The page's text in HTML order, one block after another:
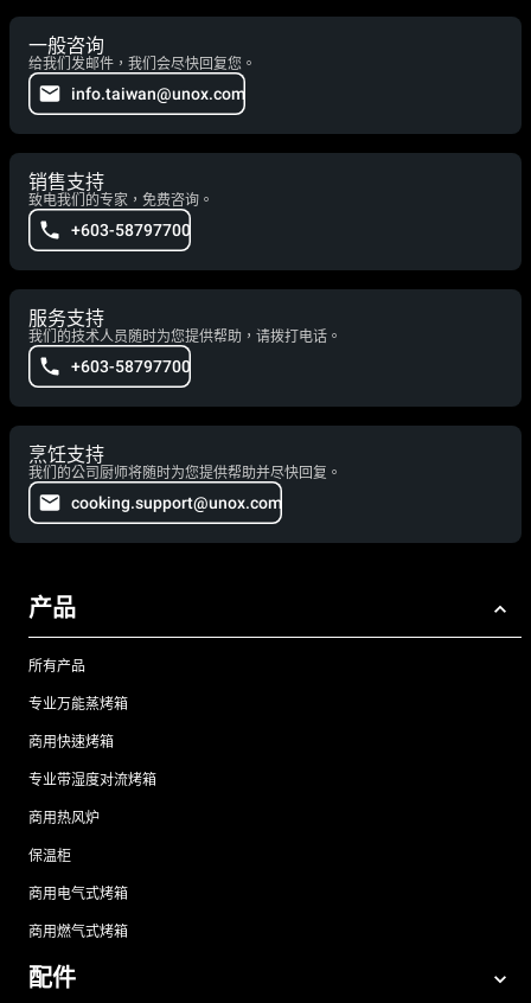
一般咨询
给我们发邮件，我们会尽快回复您。
info.taiwan@unox.com
销售支持
致电我们的专家，免费咨询。
+603-58797700
服务支持
我们的技术人员随时为您提供帮助，请拨打电话。
+603-58797700
烹饪支持
我们的公司厨师将随时为您提供帮助并尽快回复。
cooking.support@unox.com
产品
所有产品
专业万能蒸烤箱
商用快速烤箱
专业带湿度对流烤箱
商用热风炉
保温柜
商用电气式烤箱
商用燃气式烤箱
配件